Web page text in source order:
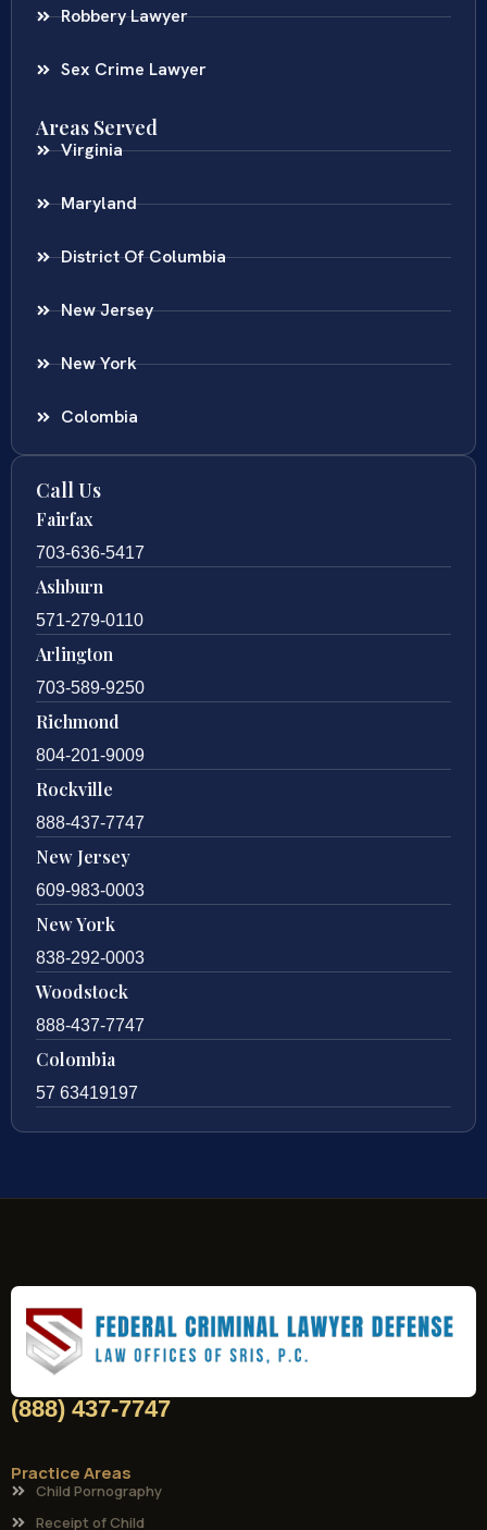
Robbery Lawyer
Sex Crime Lawyer
Areas Served
Virginia
Maryland
District Of Columbia
New Jersey
New York
Colombia
Call Us
Fairfax
703-636-5417
Ashburn
571-279-0110
Arlington
703-589-9250
Richmond
804-201-9009
Rockville
888-437-7747
New Jersey
609-983-0003
New York
838-292-0003
Woodstock
888-437-7747
Colombia
57 63419197
(888) 437-7747
Practice Areas
Child Pornography
Receipt of Child